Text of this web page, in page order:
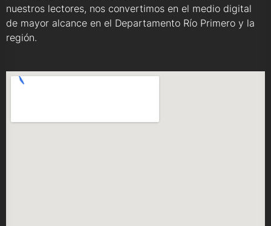
nuestros lectores, nos convertimos en el medio digital
de mayor alcance en el Departamento Río Primero y la
región.